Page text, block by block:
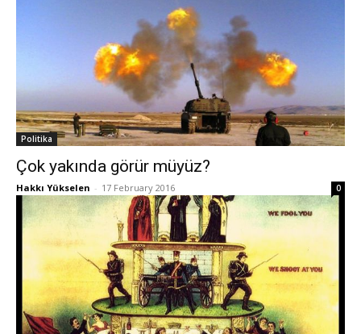
Politika
Çok yakında görür müyüz?
Hakkı Yükselen - 17 February 2016 0